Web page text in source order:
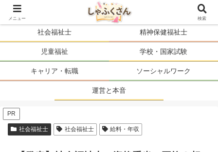
ソーシャルワーカーの人生を、まるごと支える。
社会福祉士 精神保健福祉士
児童福祉 学校・国家試験
キャリア・転職 ソーシャルワーク
運営と本音
PR
社会福祉士 社会福祉士 給料・年収
メニュー 検索